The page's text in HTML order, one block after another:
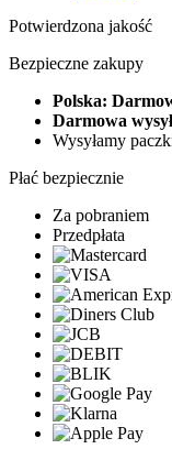
Potwierdzona jakość
Bezpieczne zakupy
Polska:
Darmowa
Wysyłamy
Płać bezpiecznie
Za pobraniem
Przedpłata